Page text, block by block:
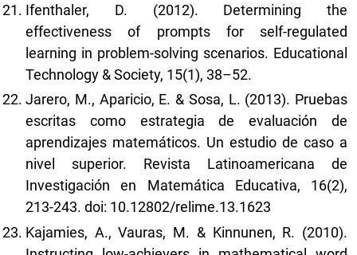
Ifenthaler, D. (2012). Determining the
effectiveness of prompts for self-regulated
learning in problem-solving scenarios. Educational
Technology & Society, 15(1), 38–52.
Jarero, M., Aparicio, E. & Sosa, L. (2013). Pruebas
escritas como estrategia de evaluación de
aprendizajes matemáticos. Un estudio de caso a
nivel superior. Revista Latinoamericana de
Investigación en Matemática Educativa, 16(2),
213-243. doi: 10.12802/relime.13.1623
Kajamies, A., Vauras, M. & Kinnunen, R. (2010).